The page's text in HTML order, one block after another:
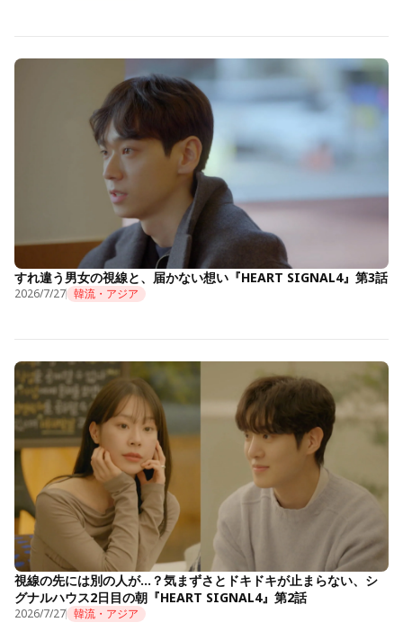
すれ違う男女の視線と、届かない想い『HEART SIGNAL4』第3話
2026/7/27 韓流・アジア
視線の先には別の人が…？気まずさとドキドキが止まらない、シ
グナルハウス2日目の朝『HEART SIGNAL4』第2話
2026/7/27 韓流・アジア